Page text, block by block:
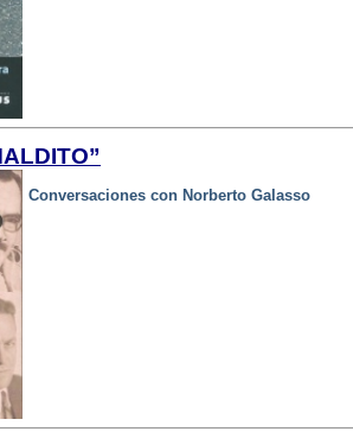
Conversaciones con Norberto Galasso